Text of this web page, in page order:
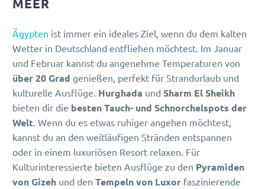
Ägypten ist immer ein ideales Ziel, wenn du dem kalten
Wetter in Deutschland entfliehen möchtest. Im Januar
und Februar kannst du angenehme Temperaturen von
über 20 Grad genießen, perfekt für Strandurlaub und
kulturelle Ausflüge. Hurghada und Sharm El Sheikh
bieten dir die besten Tauch- und Schnorchelspots der
Welt . Wenn du es etwas ruhiger angehen möchtest,
kannst du an den weitläufigen Stränden entspannen
oder in einem luxuriösen Resort relaxen. Für
Kulturinteressierte bieten Ausflüge zu den Pyramiden
von Gizeh und den Tempeln von Luxor faszinierende